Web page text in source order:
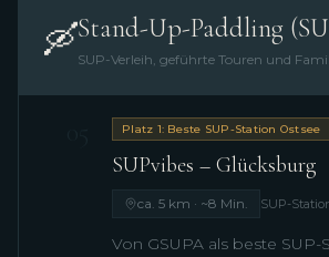
🛶Stand-Up-Paddling
SUP-Verleih, geführte Touren und
Platz 1: Beste SUP-Station Ostsee
SUPvibes – Glücksburg
ca. 5 km · ~8 Min. SUP-
Von GSUPA als beste